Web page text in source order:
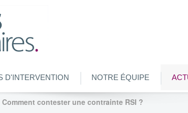
D'INTERVENTION NOTRE ÉQUIPE
Comment contester une contrainte RSI ?